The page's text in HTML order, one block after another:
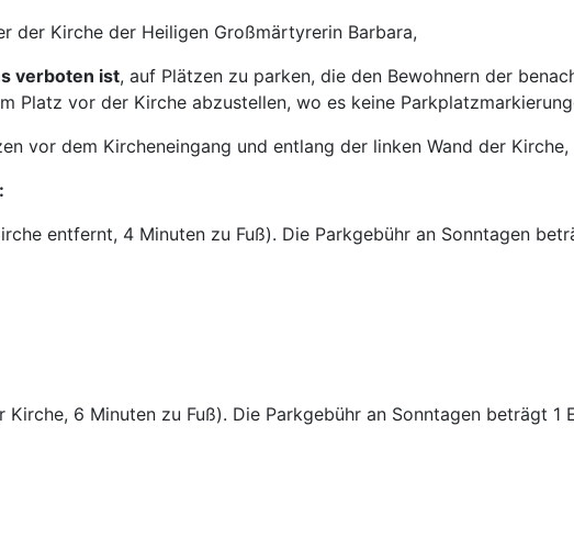
der Kirche der Heiligen Großmärtyrerin Barbara,
verboten ist, auf Plätzen zu parken, die den Bewohnern der
Platz vor der Kirche abzustellen, wo es keine
vor dem Kircheneingang und entlang der linken Wand der
entfernt, 4 Minuten zu Fuß). Die Parkgebühr an Sonntagen
6 Minuten zu Fuß). Die Parkgebühr an Sonntagen beträgt 1